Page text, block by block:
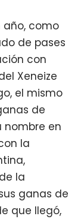
año, como
de pases
con
Xeneize
el mismo
de
nombre en
la
la
ganas de
que llegó,